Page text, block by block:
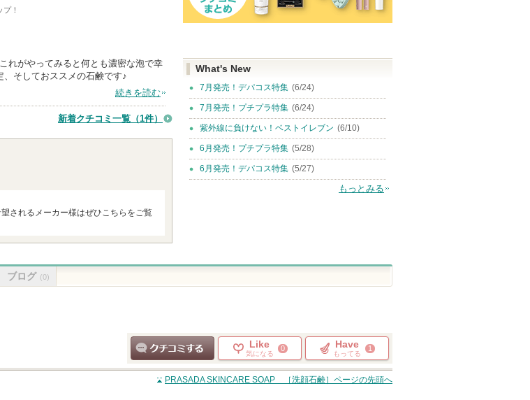
！
れがやってみると何とも濃密な泡で幸
そしておススメの石鹸です♪
続きを読む
新着クチコミ一覧 （1件）
されるメーカー様はぜひこちらをご覧
What's New
7月発売！デパコス特集 (6/24)
7月発売！プチプラ特集 (6/24)
紫外線に負けない！ベストイレブン (6/10)
6月発売！プチプラ特集 (5/28)
6月発売！デパコス特集 (5/27)
もっとみる
ブログ (0)
クチコミする
Like
気になる
0 Have
もってる
1
PRASADA SKINCARE SOAP ［洗顔石鹸］ ページの先頭へ